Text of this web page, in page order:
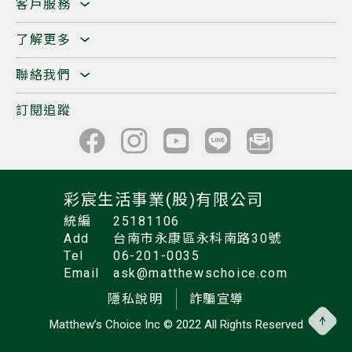
客戶服務
了解更多
聯絡我們
訂閱追蹤
彩宸生活事業(股)有限公司
統編
25181106
Add
台南市永康區永科南路30號
Tel
06-201-0035
Email
ask@matthewschoice.com
隱私說明
詐騙宣導
Matthew’s Choice Inc © 2022 All Rights Reserved